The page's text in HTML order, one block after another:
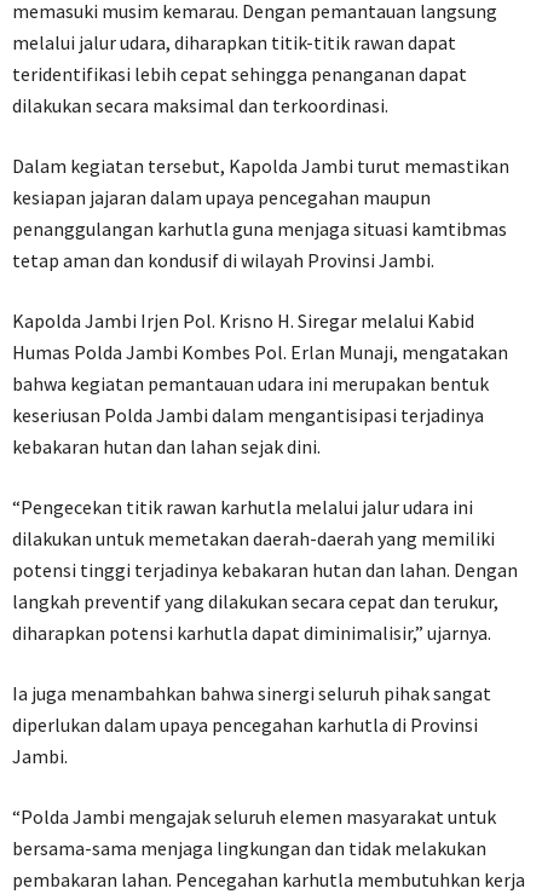
memasuki musim kemarau. Dengan pemantauan langsung
melalui jalur udara, diharapkan titik-titik rawan dapat
teridentifikasi lebih cepat sehingga penanganan dapat
dilakukan secara maksimal dan terkoordinasi.
Dalam kegiatan tersebut, Kapolda Jambi turut memastikan
kesiapan jajaran dalam upaya pencegahan maupun
penanggulangan karhutla guna menjaga situasi kamtibmas
tetap aman dan kondusif di wilayah Provinsi Jambi.
Kapolda Jambi Irjen Pol. Krisno H. Siregar melalui Kabid
Humas Polda Jambi Kombes Pol. Erlan Munaji, mengatakan
bahwa kegiatan pemantauan udara ini merupakan bentuk
keseriusan Polda Jambi dalam mengantisipasi terjadinya
kebakaran hutan dan lahan sejak dini.
“Pengecekan titik rawan karhutla melalui jalur udara ini
dilakukan untuk memetakan daerah-daerah yang memiliki
potensi tinggi terjadinya kebakaran hutan dan lahan. Dengan
langkah preventif yang dilakukan secara cepat dan terukur,
diharapkan potensi karhutla dapat diminimalisir,” ujarnya.
Ia juga menambahkan bahwa sinergi seluruh pihak sangat
diperlukan dalam upaya pencegahan karhutla di Provinsi
Jambi.
“Polda Jambi mengajak seluruh elemen masyarakat untuk
bersama-sama menjaga lingkungan dan tidak melakukan
pembakaran lahan. Pencegahan karhutla membutuhkan kerja